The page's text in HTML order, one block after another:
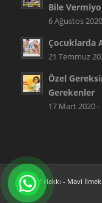
Bile
6 Ağustos
Çocuklarda
21 Temmuz
Özel
Gerekenler
17 Mart 2020 -
© Telif Hakkı - Mavi